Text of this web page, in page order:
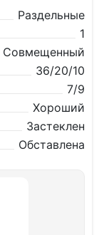
Раздельные
1
Совмещенный
36/20/10
7/9
Хороший
Застеклен
Обставлена